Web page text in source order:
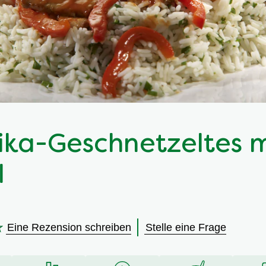
Geschnetzeltes
Eine Rezension schreiben Stelle eine Frage